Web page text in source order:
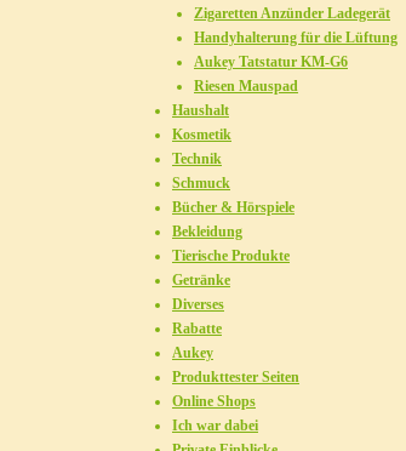
Zigaretten Anzünder Ladegerät
Handyhalterung für die Lüftung
Aukey Tatstatur KM-G6
Riesen Mauspad
Haushalt
Kosmetik
Technik
Schmuck
Bücher & Hörspiele
Bekleidung
Tierische Produkte
Getränke
Diverses
Rabatte
Aukey
Produkttester Seiten
Online Shops
Ich war dabei